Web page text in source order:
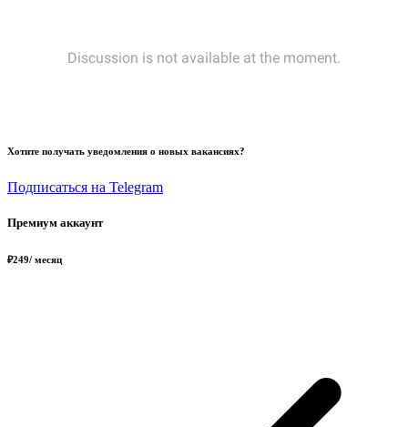
Хотите получать уведомления о новых вакансиях?
Подписаться на Telegram
Премиум аккаунт
₽249/ месяц